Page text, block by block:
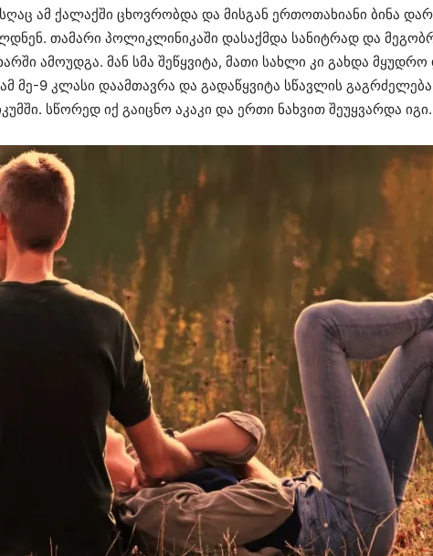
ამ ქალაქში ცხოვრობდა და მისგან ერთოთახიანი ბინა
თამარი პოლიკლინიკაში დასაქმდა სანიტრად და
ამოუდგა. მან სმა შეწყვიტა, მათი სახლი კი გახდა მყუდრო
მე-9 კლასი დაამთავრა და გადაწყვიტა სწავლის გაგრძელება
სწორედ იქ გაიცნო აკაკი და ერთი ნახვით შეუყვარდა იგი.